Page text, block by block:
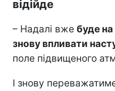
відійде
– Надалі вже буде
знову впливати
поле підвищеного
І знову